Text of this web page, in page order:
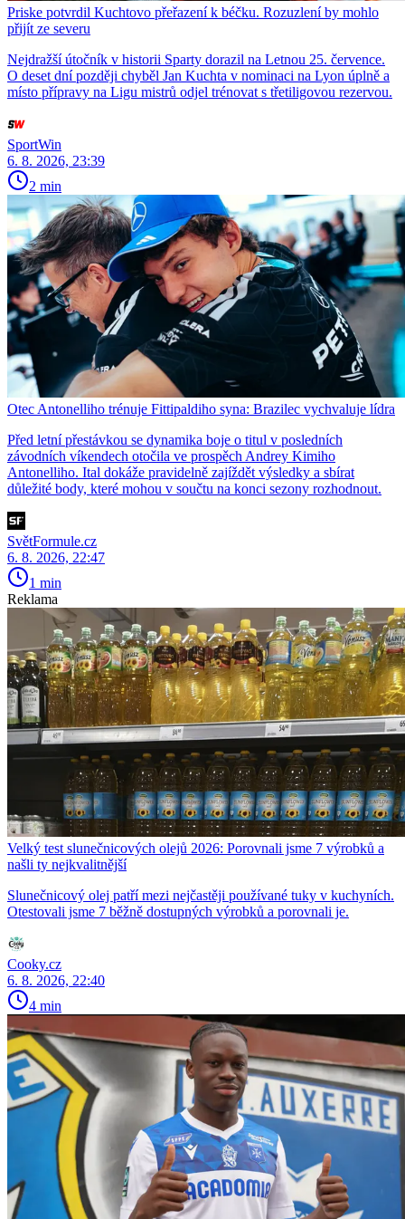
Priske potvrdil Kuchtovo přeřazení k béčku. Rozuzlení by mohlo
přijít ze severu
Nejdražší útočník v historii Sparty dorazil na Letnou 25. července.
O deset dní později chyběl Jan Kuchta v nominaci na Lyon úplně a
místo přípravy na Ligu mistrů odjel trénovat s třetiligovou rezervou.
SportWin
6. 8. 2026, 23:39
2 min
Otec Antonelliho trénuje Fittipaldiho syna: Brazilec vychvaluje lídra
Před letní přestávkou se dynamika boje o titul v posledních
závodních víkendech otočila ve prospěch Andrey Kimiho
Antonelliho. Ital dokáže pravidelně zajíždět výsledky a sbírat
důležité body, které mohou v součtu na konci sezony rozhodnout.
SvětFormule.cz
6. 8. 2026, 22:47
1 min
Reklama
Velký test slunečnicových olejů 2026: Porovnali jsme 7 výrobků a
našli ty nejkvalitnější
Slunečnicový olej patří mezi nejčastěji používané tuky v kuchyních.
Otestovali jsme 7 běžně dostupných výrobků a porovnali je.
Cooky.cz
6. 8. 2026, 22:40
4 min